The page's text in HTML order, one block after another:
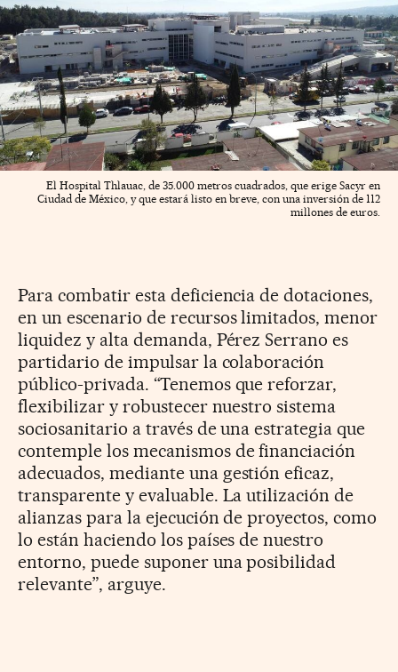
El Hospital Thlauac, de 35.000 metros cuadrados, que erige Sacyr en
Ciudad de México, y que estará listo en breve, con una inversión de 112
millones de euros.
Para combatir esta deficiencia de dotaciones,
en un escenario de recursos limitados, menor
liquidez y alta demanda, Pérez Serrano es
partidario de impulsar la colaboración
público-privada. “Tenemos que reforzar,
flexibilizar y robustecer nuestro sistema
sociosanitario a través de una estrategia que
contemple los mecanismos de financiación
adecuados, mediante una gestión eficaz,
transparente y evaluable. La utilización de
alianzas para la ejecución de proyectos, como
lo están haciendo los países de nuestro
entorno, puede suponer una posibilidad
relevante”, arguye.